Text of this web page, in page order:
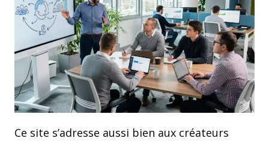
Ce site s’adresse aussi bien aux créateurs